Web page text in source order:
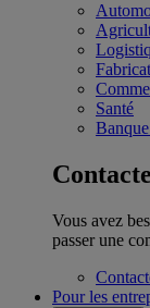
Santé
Vous avez
passer une
Pour les